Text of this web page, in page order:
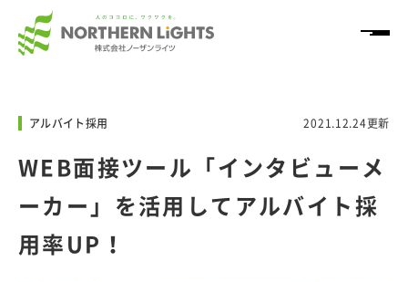
サービス
アルバイト採用 2021.12.24更新
WEB面接ツール「インタビューメ
ーカー」を活用してアルバイト採
用率UP！